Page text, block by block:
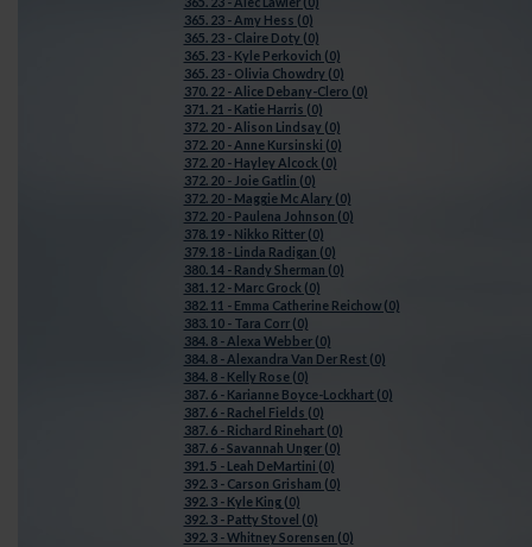
365. 23 - Amy Hess (0)
365. 23 - Claire Doty (0)
365. 23 - Kyle Perkovich (0)
365. 23 - Olivia Chowdry (0)
370. 22 - Alice Debany-Clero (0)
371. 21 - Katie Harris (0)
372. 20 - Alison Lindsay (0)
372. 20 - Anne Kursinski (0)
372. 20 - Hayley Alcock (0)
372. 20 - Joie Gatlin (0)
372. 20 - Maggie Mc Alary (0)
372. 20 - Paulena Johnson (0)
378. 19 - Nikko Ritter (0)
379. 18 - Linda Radigan (0)
380. 14 - Randy Sherman (0)
381. 12 - Marc Grock (0)
382. 11 - Emma Catherine Reichow (0)
383. 10 - Tara Corr (0)
384. 8 - Alexa Webber (0)
384. 8 - Alexandra Van Der Rest (0)
384. 8 - Kelly Rose (0)
387. 6 - Karianne Boyce-Lockhart (0)
387. 6 - Rachel Fields (0)
387. 6 - Richard Rinehart (0)
387. 6 - Savannah Unger (0)
391. 5 - Leah DeMartini (0)
392. 3 - Carson Grisham (0)
392. 3 - Kyle King (0)
392. 3 - Patty Stovel (0)
392. 3 - Whitney Sorensen (0)